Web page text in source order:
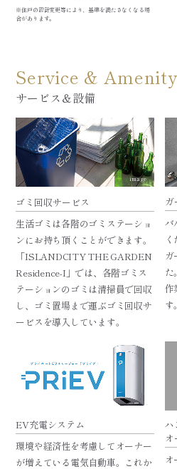
※住戸の設計変更等により、基準を満たさなくなる場
合があります。
Service & Amenity
サービス＆設備
image
ゴミ回収サービス
生活ゴミは各階のゴミステーショ
ンにお持ち頂くことができます。
「ISLANDCITY THE GARDEN
Residence-I」では、各階ゴミス
テーションのゴミは清掃員で回収
し、ゴミ置場まで運ぶゴミ回収サ
ービスを導入しています。
ガ
バ
た
作
す。
EV充電システム
環境や経済性を考慮してオーナー
が増えている電気自動車。これか
ハ
オ
オ